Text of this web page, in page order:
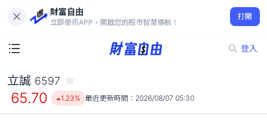
財富自由
立即使用APP，開啟您的股市智慧導航！
打開
登入
65.70
1.23%
立誠 6597
65.70 1.23% 最近更新時間： 2026/08/07 05:30